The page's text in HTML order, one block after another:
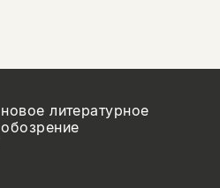
новое литературное
обозрение